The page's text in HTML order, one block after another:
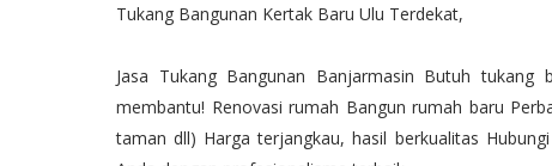
Tukang Bangunan Kertak Baru Ulu Terdekat,
Jasa Tukang Bangunan Banjarmasin Butuh
membantu! Renovasi rumah Bangun rumah baru
taman dll) Harga terjangkau, hasil berkualitas